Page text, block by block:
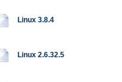
Linux 3.8.4
Linux 2.6.32.5